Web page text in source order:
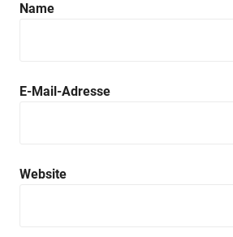
Name
E-Mail-Adresse
Website